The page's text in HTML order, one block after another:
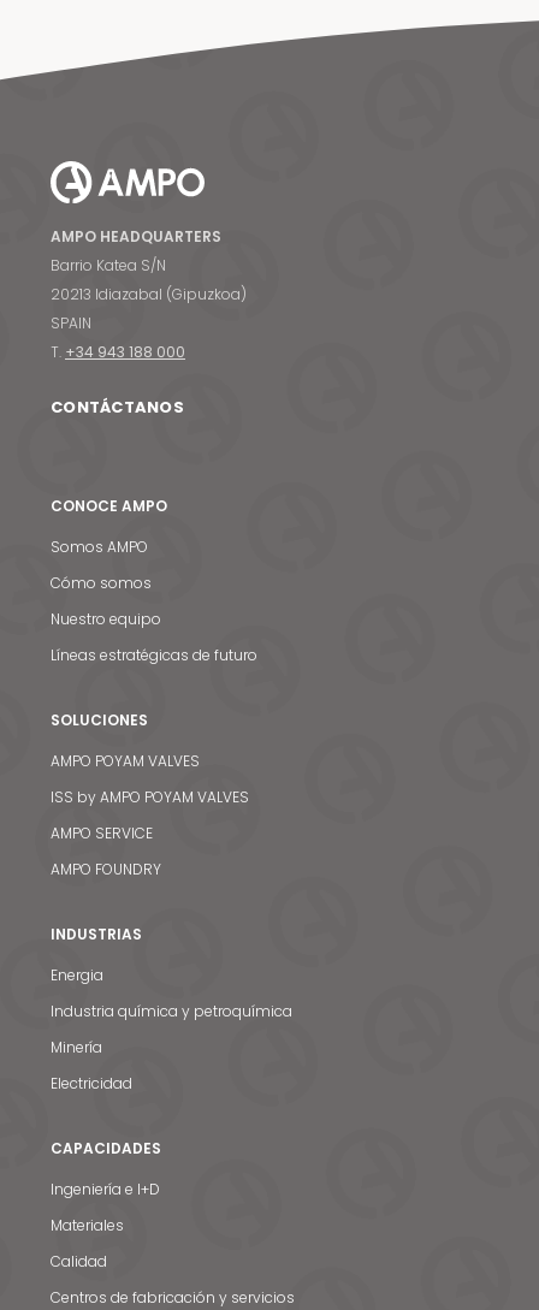
AMPO HEADQUARTERS
Barrio Katea S/N
20213 Idiazabal (Gipuzkoa)
SPAIN
T. +34 943 188 000
CONTÁCTANOS
CONOCE AMPO
Somos AMPO
Cómo somos
Nuestro equipo
Líneas estratégicas de futuro
SOLUCIONES
AMPO POYAM VALVES
ISS by AMPO POYAM VALVES
AMPO SERVICE
AMPO FOUNDRY
INDUSTRIAS
Energia
Industria química y petroquímica
Minería
Electricidad
CAPACIDADES
Ingeniería e I+D
Materiales
Calidad
Centros de fabricación y servicios